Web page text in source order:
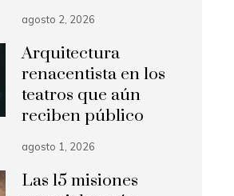
agosto 2, 2026
Arquitectura
renacentista en los
teatros que aún
reciben público
agosto 1, 2026
Las 15 misiones